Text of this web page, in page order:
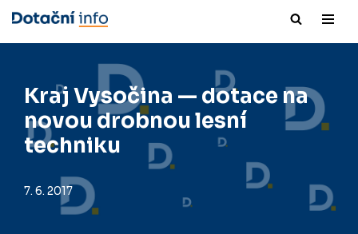
Přeskočit
Kraj Vysočina — dotace na
novou drobnou lesní
techniku
7. 6. 2017